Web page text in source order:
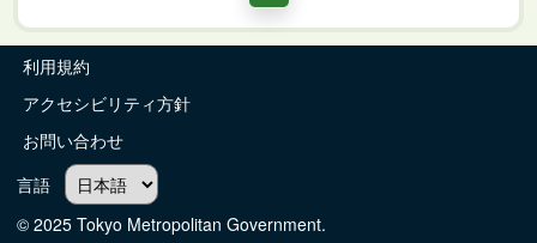
利用規約
アクセシビリティ方針
お問い合わせ
言語
© 2025 Tokyo Metropolitan Government.